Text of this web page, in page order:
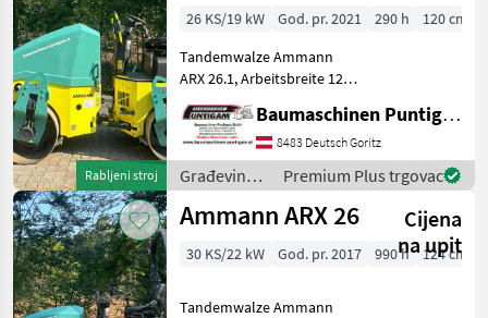
Rabljeni stroj
26 KS/19 kW God. pr. 2021 290 h
120 cm
Tandemwalze Ammann
ARX 26.1, Arbeitsbreite 120
Baumaschinen Puntigam
GmbH Unser Spezialgebiet:
Ankauf - Verkauf -
Vermietung von Baumasc
Baumaschinen Puntigam GmbH
8483 Deutsch Goritz
Građevinski
strojevi /
Ammann
Premium Plus trgovac
Ammann ARX 26
Cijena
na upit
30 KS/22 kW God. pr. 2017 990 h 124 cm
Tandemwalze Ammann